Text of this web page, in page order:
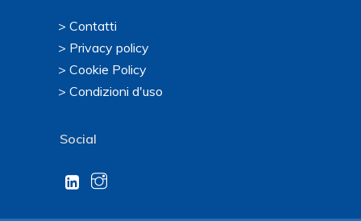
> Contatti
> Privacy policy
> Cookie Policy
> Condizioni d'uso
Social